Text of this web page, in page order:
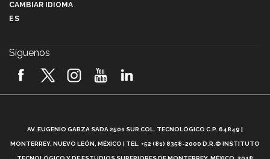
2026! (video)
¿Cómo es el Modelo Educativo Tec? (video)
CAMBIAR IDIOMA
ES
Síguenos
AV. EUGENIO GARZA SADA 2501 SUR COL. TECNOLÓGICO C.P. 64849 |
MONTERREY, NUEVO LEÓN, MÉXICO | TEL. +52 (81) 8358-2000 D.R.© INSTITUTO